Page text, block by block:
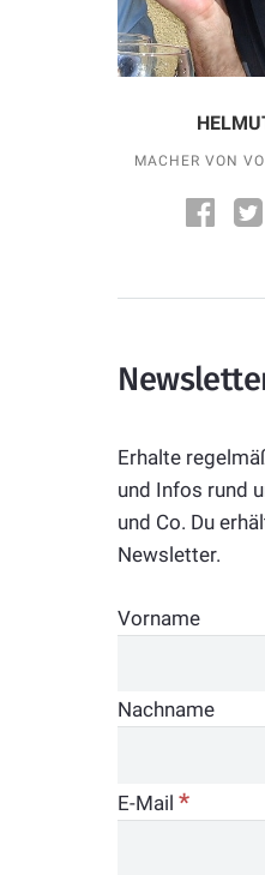
MACHER VON
Erhalte
und Infos rund
und Co. Du
Newsletter.
Vorname
Nachname
E-Mail*